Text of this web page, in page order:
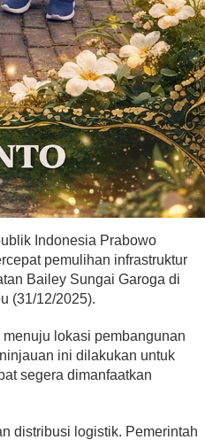
Indonesia Prabowo
pemulihan infrastruktur
Bailey Sungai Garoga di
(31/12/2025).
lokasi pembangunan
ini dilakukan untuk
segera dimanfaatkan
distribusi logistik. Pemerintah